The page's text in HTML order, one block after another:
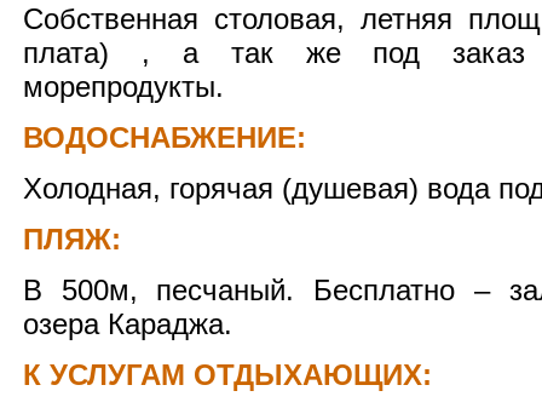
Собственная столовая, летняя
плата) , а так же под заказ
морепродукты.
ВОДОСНАБЖЕНИЕ:
Холодная, горячая (душевая) вода
ПЛЯЖ:
В 500м, песчаный. Бесплатно –
озера Караджа.
К УСЛУГАМ ОТДЫХАЮЩИХ: